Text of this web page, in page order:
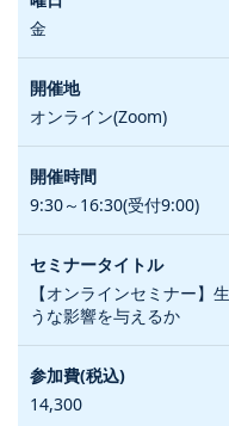
金
オンライン(Zoom)
9:30～16:30(受付9:00)
【オンラインセミナー】
うな影響を与えるか
14,300